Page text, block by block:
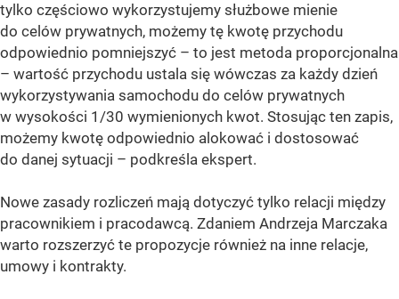
tylko częściowo wykorzystujemy służbowe mienie
do celów prywatnych, możemy tę kwotę przychodu
odpowiednio pomniejszyć – to jest metoda proporcjonalna
– wartość przychodu ustala się wówczas za każdy dzień
wykorzystywania samochodu do celów prywatnych
w wysokości 1/30 wymienionych kwot. Stosując ten zapis,
możemy kwotę odpowiednio alokować i dostosować
do danej sytuacji – podkreśla ekspert.
Nowe zasady rozliczeń mają dotyczyć tylko relacji między
pracownikiem i pracodawcą. Zdaniem Andrzeja Marczaka
warto rozszerzyć te propozycje również na inne relacje,
umowy i kontrakty.